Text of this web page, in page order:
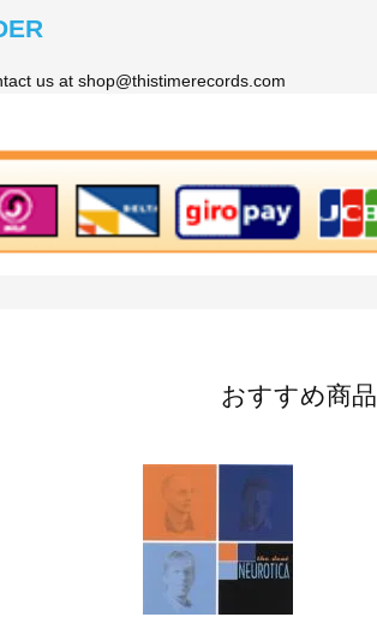
us at shop@thistimerecords.com
おすすめ商品